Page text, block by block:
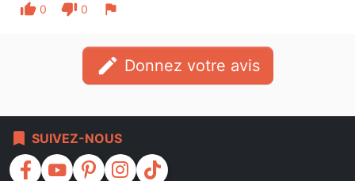
thumb_up 0 thumb_down 0 flag
edit Donnez votre avis
bookmark SUIVEZ-NOUS
facebook youtube pinterest instagram
tiktok